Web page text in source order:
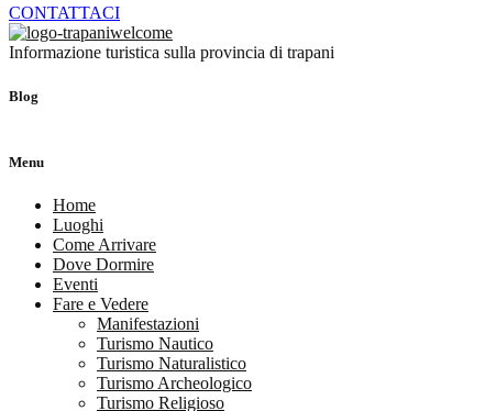
CONTATTACI
Informazione turistica sulla provincia di trapani
Blog
Menu
Home
Luoghi
Come Arrivare
Dove Dormire
Eventi
Fare e Vedere
Manifestazioni
Turismo Nautico
Turismo Naturalistico
Turismo Archeologico
Turismo Religioso